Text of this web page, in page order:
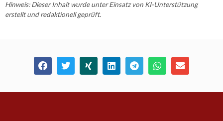
Hinweis: Dieser Inhalt wurde unter Einsatz von KI-Unterstützung
erstellt und redaktionell geprüft.